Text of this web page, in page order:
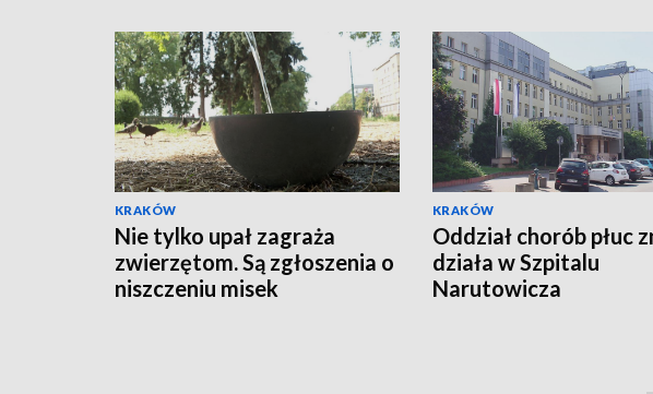
KRAKÓW
Nie tylko upał zagraża
zwierzętom. Są zgłoszenia o
niszczeniu misek
KRAKÓW
Oddział chorób płuc
działa w Szpitalu
Narutowicza